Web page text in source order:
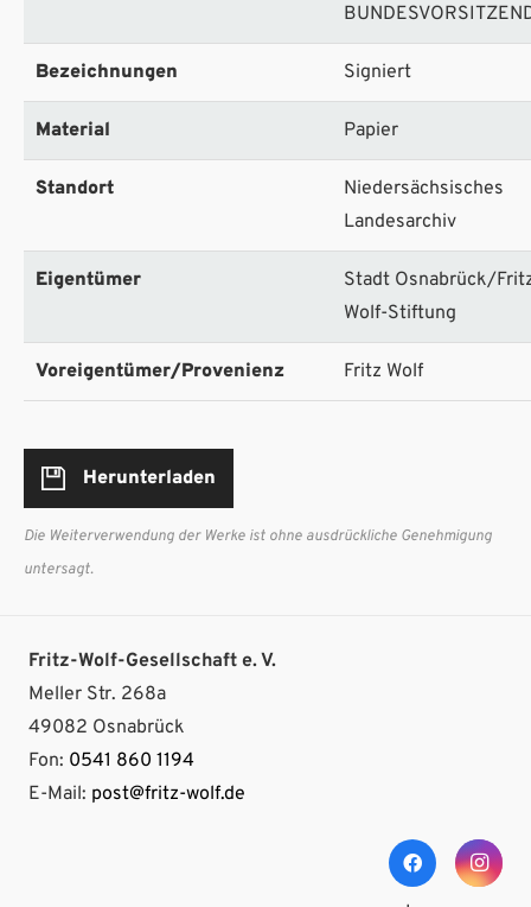
Bezeichnungen Signiert
Material Papier
Standort
Niedersächsisches
Landesarchiv
Eigentümer
Stadt Osnabrück/
Wolf-Stiftung
Voreigentümer/Provenienz Fritz Wolf
Herunterladen
Die Weiterverwendung der Werke ist ohne ausdrückliche Genehmigung
untersagt.
Fritz-Wolf-Gesellschaft e. V.
Meller Str. 268a
49082 Osnabrück
Fon: 0541 860 1194
E-Mail: post@fritz-wolf.de